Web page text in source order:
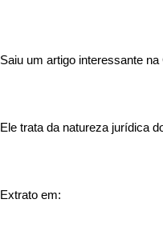
Saiu um artigo interessante
Ele trata da natureza jurídica
Extrato em: